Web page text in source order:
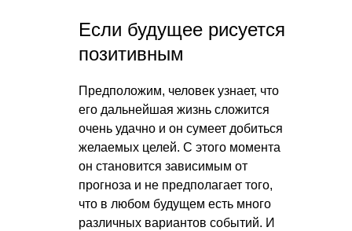
Если будущее рисуется
позитивным
Предположим, человек узнает, что
его дальнейшая жизнь сложится
очень удачно и он сумеет добиться
желаемых целей. С этого момента
он становится зависимым от
прогноза и не предполагает того,
что в любом будущем есть много
различных вариантов событий. И